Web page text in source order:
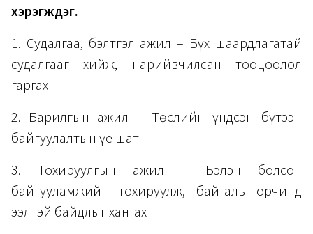
хэрэгждэг.
1. Судалгаа, бэлтгэл ажил – Бүх шаардлагатай
судалгааг хийж, нарийвчилсан тооцоолол
гаргах
2. Барилгын ажил – Төслийн үндсэн бүтээн
байгуулалтын үе шат
3. Тохируулгын ажил – Бэлэн болсон
байгууламжийг тохируулж, байгаль орчинд
ээлтэй байдлыг хангах